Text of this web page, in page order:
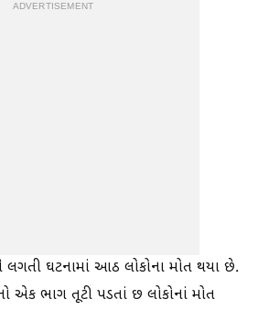
ADVERTISEMENT
ઘટનામાં આઠ લોકોના મોત થયા છે.
એક ભાગ તૂટી પડતાં છ લોકોનાં મોત